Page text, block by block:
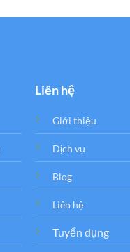
Liên hệ
Giới thiệu
Dịch vụ
Blog
Liên hệ
Tuyển dụng